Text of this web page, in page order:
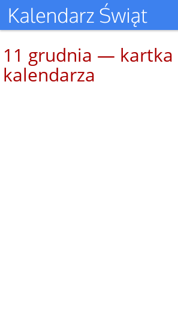
11 grudnia — kartka
kalendarza